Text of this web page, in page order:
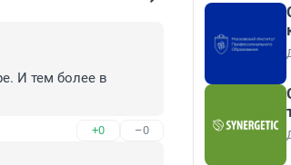
И тем более в
+0 –0